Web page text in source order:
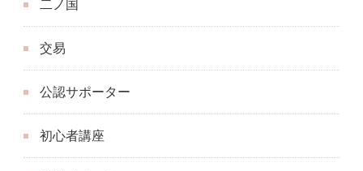
二ノ国
交易
公認サポーター
初心者講座